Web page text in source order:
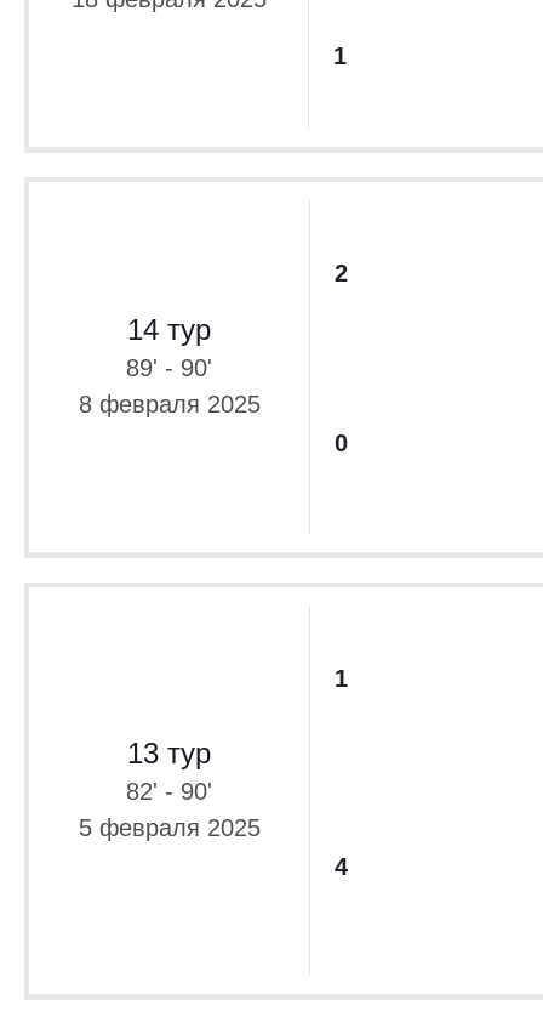
1
14 тур
89' - 90'
8 февраля 2025
2
0
13 тур
82' - 90'
5 февраля 2025
1
4